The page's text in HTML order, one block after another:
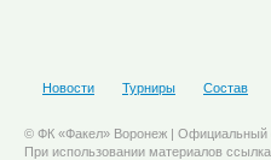
Новости Турниры Состав
© ФК «Факел» Воронеж | Официальный
При использовании материалов ссылка